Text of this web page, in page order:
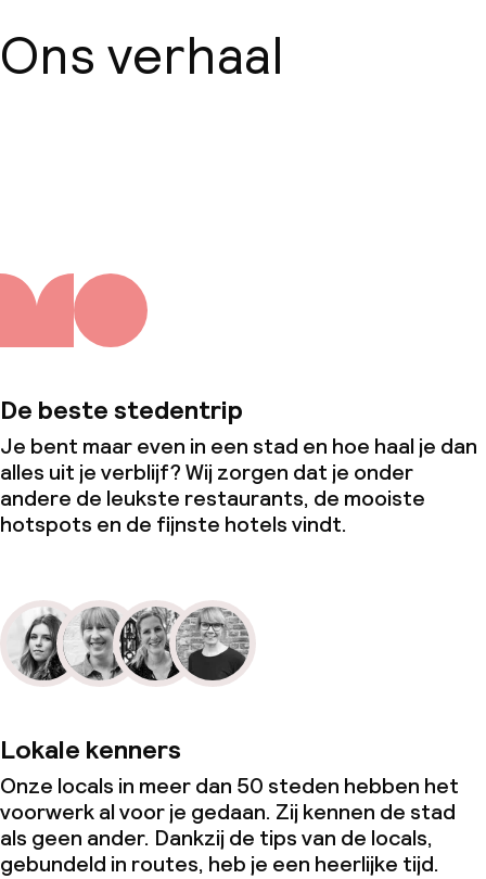
Ons verhaal
De beste stedentrip
Je bent maar even in een stad en hoe haal je dan
alles uit je verblijf? Wij zorgen dat je onder
andere de leukste restaurants, de mooiste
hotspots en de fijnste hotels vindt.
Lokale kenners
Onze locals in meer dan 50 steden hebben het
voorwerk al voor je gedaan. Zij kennen de stad
als geen ander. Dankzij de tips van de locals,
gebundeld in routes, heb je een heerlijke tijd.